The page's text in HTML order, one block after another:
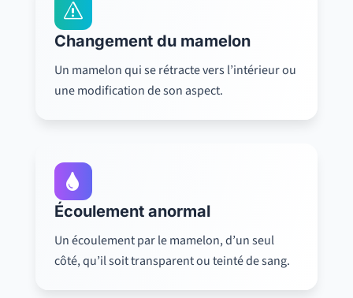
s
Changement du mamelon
Un mamelon qui se rétracte vers l’intérieur ou
une modification de son aspect.

Écoulement anormal
Un écoulement par le mamelon, d’un seul
côté, qu’il soit transparent ou teinté de sang.